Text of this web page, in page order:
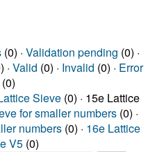
(0) · Validation pending (0) ·
· Valid (0) · Invalid (0) · Error
(0)
Sieve (0) · 15e Lattice
for smaller numbers (0) ·
numbers (0) · 16e Lattice
V5 (0)